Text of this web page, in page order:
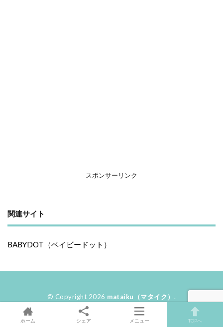
スポンサーリンク
関連サイト
BABYDOT（ベイビードット）
© Copyright 2026 mataiku（マタイク） .
ホーム シェア メニュー TOPへ